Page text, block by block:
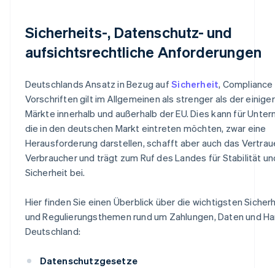
Sicherheits-, Datenschutz- und
aufsichtsrechtliche Anforderungen
Deutschlands Ansatz in Bezug aufSicherheit, Compliance
Vorschriften gilt im Allgemeinen als strenger als der
Märkte innerhalb und außerhalb der EU. Dies kann für
die in den deutschen Markt eintreten möchten, zwar eine
Herausforderung darstellen, schafft aber auch das
Verbraucher und trägt zum Ruf des Landes für Stabilität
Sicherheit bei.
Hier finden Sie einen Überblick über die wichtigsten
und Regulierungsthemen rund um Zahlungen, Daten und
Deutschland:
Datenschutzgesetze